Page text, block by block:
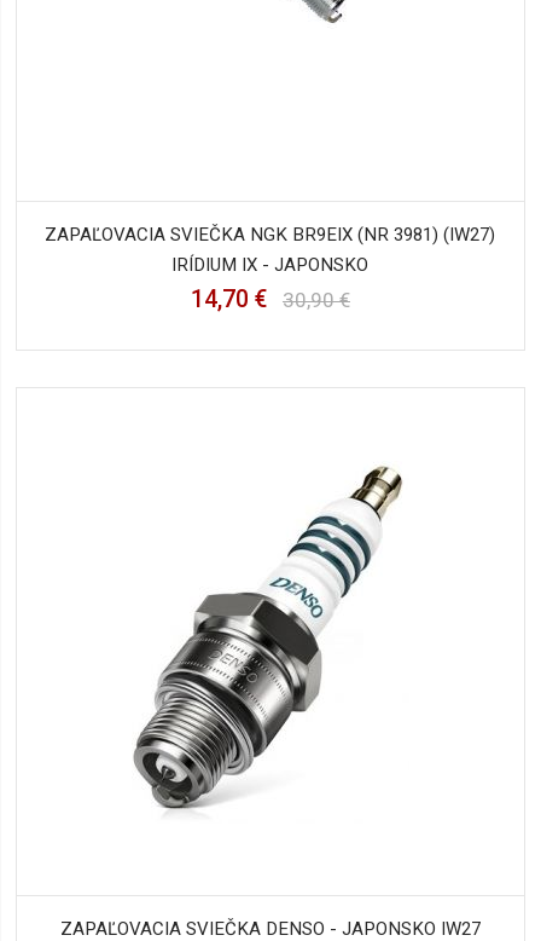
ZAPAĽOVACIA SVIEČKA NGK BR9EIX (NR 3981) (IW27)
IRÍDIUM IX - JAPONSKO
14,70 € 30,90 €
ZAPAĽOVACIA SVIEČKA DENSO - JAPONSKO IW27